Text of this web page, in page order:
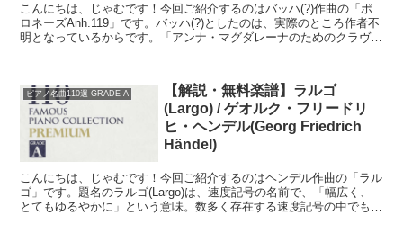
こんにちは、じゃむです！今回ご紹介するのはバッハ(?)作曲の「ポ
ロネーズAnh.119」です。バッハ(?)としたのは、実際のところ作者不
明となっているからです。「アンナ・マグダレーナのためのクラヴィ
ピアノ名曲110選-GRADE A
【解説・無料楽譜】ラルゴ
(Largo) / ゲオルク・フリードリ
ヒ・ヘンデル(Georg Friedrich
Händel)
こんにちは、じゃむです！今回ご紹介するのはヘンデル作曲の「ラル
ゴ」です。題名のラルゴ(Largo)は、速度記号の名前で、「幅広く、
とてもゆるやかに」という意味。数多く存在する速度記号の中でもか